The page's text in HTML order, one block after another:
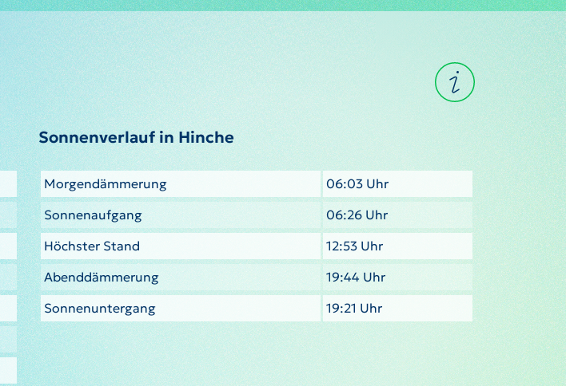
Sonnenverlauf in Hinche
Morgendämmerung
06:03 Uhr
Sonnenaufgang
06:26 Uhr
Höchster Stand
12:53 Uhr
Abenddämmerung
19:44 Uhr
Sonnenuntergang
19:21 Uhr